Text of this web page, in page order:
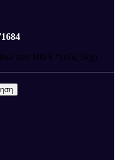
των 100 € *(εώς 5kg)